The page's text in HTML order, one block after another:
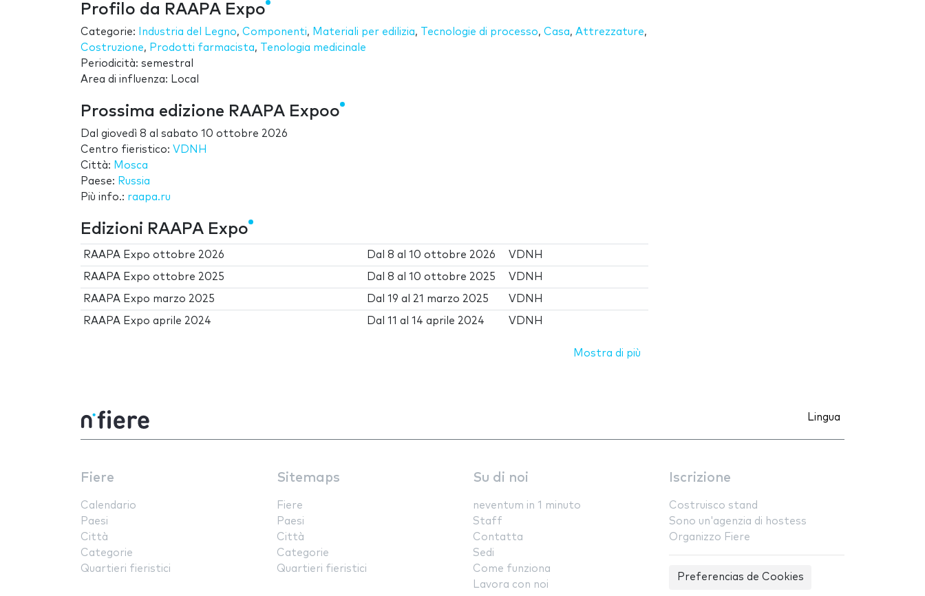
Profilo da RAAPA Expo
Categorie: Industria del Legno, Componenti, Materiali per edilizia, Tecnologie di processo, Casa, Attrezzature,
Costruzione, Prodotti farmacista, Tenologia medicinale
Periodicità: semestral
Area di influenza: Local
Prossima edizione RAAPA Expoo
Dal giovedì 8 al sabato 10 ottobre 2026
Centro fieristico: VDNH
Città: Mosca
Paese: Russia
Più info.: raapa.ru
Edizioni RAAPA Expo
RAAPA Expo ottobre 2026 Dal8 al10 ottobre 2026 VDNH
RAAPA Expo ottobre 2025 Dal8 al10 ottobre 2025 VDNH
RAAPA Expo marzo 2025 Dal19 al 21 marzo 2025 VDNH
RAAPA Expo aprile 2024 Dal11 al14 aprile 2024 VDNH
Mostra di più
Lingua
Fiere
Calendario
Paesi
Città
Categorie
Quartieri fieristici
Sitemaps
Fiere
Paesi
Città
Categorie
Quartieri fieristici
Su di noi
neventum in 1 minuto
Staff
Contatta
Sedi
Come funziona
Lavora con noi
Iscrizione
Costruisco stand
Sono un'agenzia di hostess
Organizzo Fiere
Preferencias de Cookies